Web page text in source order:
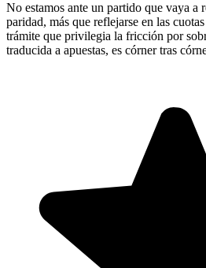
No estamos ante un partido que vaya a
paridad, más que reflejarse en las
trámite que privilegia la fricción por
traducida a apuestas, es córner tras